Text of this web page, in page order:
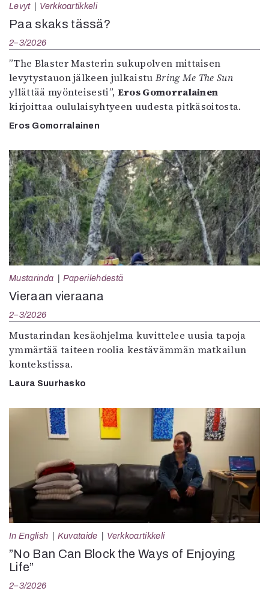
Levyt Verkkoartikkeli
Paa skaks tässä?
2–3/2026
”The Blaster Masterin sukupolven mittaisen
levytystauon jälkeen julkaistu Bring Me The Sun
yllättää myönteisesti”, Eros Gomorralainen
kirjoittaa oululaisyhtyeen uudesta pitkäsoitosta.
Eros Gomorralainen
Mustarinda Paperilehdestä
Vieraan vieraana
2–3/2026
Mustarindan kesäohjelma kuvittelee uusia tapoja
ymmärtää taiteen roolia kestävämmän matkailun
kontekstissa.
Laura Suurhasko
In English Kuvataide Verkkoartikkeli
”No Ban Can Block the Ways of Enjoying
Life”
2–3/2026